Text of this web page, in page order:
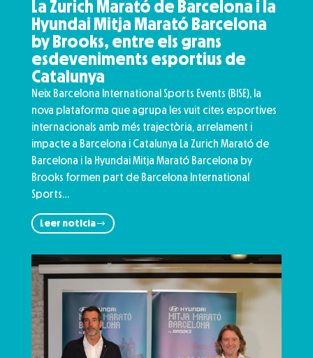
La Zurich Marató de Barcelona i la
Hyundai Mitja Marató Barcelona
by Brooks, entre els grans
esdeveniments esportius de
Catalunya
Neix Barcelona International Sports Events (BISE), la
nova plataforma que agrupa les vuit cites esportives
internacionals amb més trajectòria, arrelament i
impacte a Barcelona i Catalunya La Zurich Marató de
Barcelona i la Hyundai Mitja Marató Barcelona by
Brooks formen part de Barcelona International
Sports…
Leer noticia